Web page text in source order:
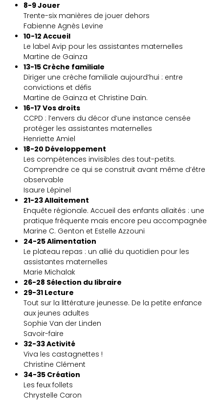
8-9 Jouer
Trente-six manières de jouer dehors
Fabienne Agnès Levine
10-12 Accueil
Le label Avip pour les assistantes maternelles
Martine de Gainza
13-15 Crèche familiale
Diriger une crèche familiale aujourd’hui : entre
convictions et défis
Martine de Gainza et Christine Dain.
16-17 Vos droits
CCPD : l’envers du décor d’une instance censée
protéger les assistantes maternelles
Henriette Amiel
18-20 Développement
Les compétences invisibles des tout-petits.
Comprendre ce qui se construit avant même d’être
observable
Isaure Lépinel
21-23 Allaitement
Enquête régionale. Accueil des enfants allaités : une
pratique fréquente mais encore peu accompagnée
Marine C. Genton et Estelle Azzouni
24-25 Alimentation
Le plateau repas : un allié du quotidien pour les
assistantes maternelles
Marie Michalak
26-28 Sélection du libraire
29-31 Lecture
Tout sur la littérature jeunesse. De la petite enfance
aux jeunes adultes
Sophie Van der Linden
Savoir-faire
32-33 Activité
Viva les castagnettes !
Christine Clément
34-35 Création
Les feux follets
Chrystelle Caron